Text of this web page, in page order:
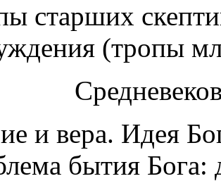
старших
(тропы
и вера. Идея
бытия Бога: